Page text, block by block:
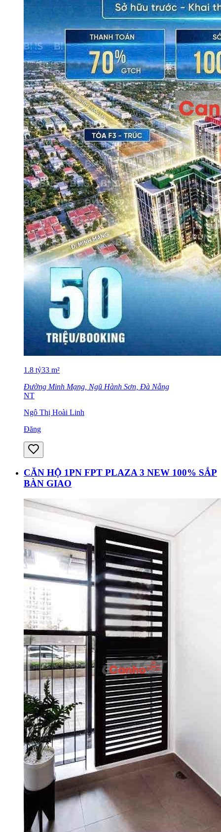
1.8 tỷ33 m²
Đường Minh Mạng, Ngũ Hành Sơn, Đà Nẵng
NT
Ngô Thị Hoài Linh
Đăng
CĂN HỘ 1PN FPT PLAZA 3 NEW 100% SẮP
BÀN GIAO